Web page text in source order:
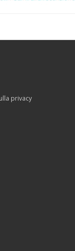
privacy